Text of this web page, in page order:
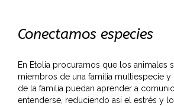
Conectamos especies
En Etolia procuramos que los animales
miembros de una familia multiespecie y
de la familia puedan aprender a
entenderse, reduciendo así el estrés y